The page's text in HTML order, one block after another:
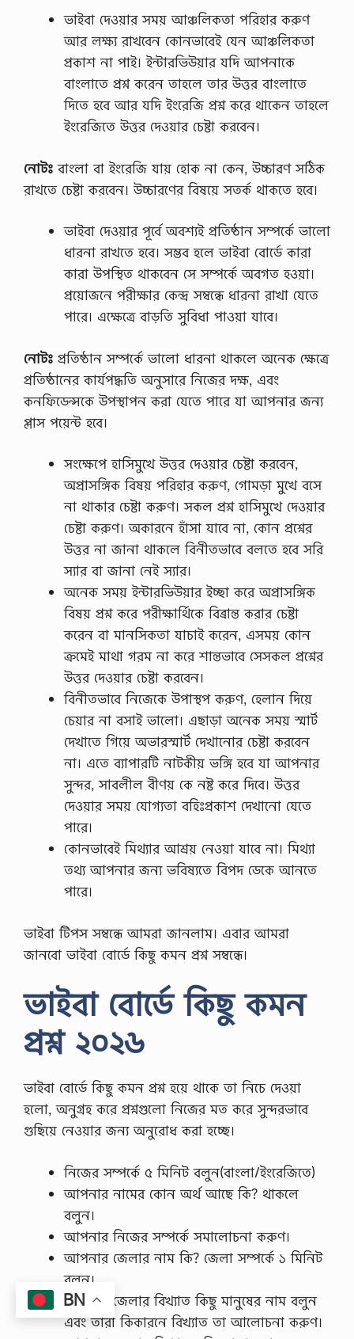
ভাইবা দেওয়ার সময় আঞ্চলিকতা পরিহার করুণ
আর লক্ষ্য রাখবেন কোনভাবেই যেন আঞ্চলিকতা
প্রকাশ না পাই। ইন্টারভিউয়ার যদি আপনাকে
বাংলাতে প্রশ্ন করেন তাহলে তার উত্তর বাংলাতে
দিতে হবে আর যদি ইংরেজি প্রশ্ন করে থাকেন তাহলে
ইংরেজিতে উত্তর দেওয়ার চেষ্টা করবেন।
নোটঃ বাংলা বা ইংরেজি যায় হোক না কেন, উচ্চারণ সঠিক
রাখতে চেষ্টা করবেন। উচ্চারণের বিষয়ে সতর্ক থাকতে হবে।
ভাইবা দেওয়ার পূর্বে অবশ্যই প্রতিষ্ঠান সম্পর্কে ভালো
ধারনা রাখতে হবে। সম্ভব হলে ভাইবা বোর্ডে কারা
কারা উপস্থিত থাকবেন সে সম্পর্কে অবগত হওয়া।
প্রয়োজনে পরীক্ষার কেন্দ্র সম্বন্ধে ধারনা রাখা যেতে
পারে। এক্ষেত্রে বাড়তি সুবিধা পাওয়া যাবে।
নোটঃ প্রতিষ্ঠান সম্পর্কে ভালো ধারনা থাকলে অনেক ক্ষেত্রে
প্রতিষ্ঠানের কার্যপদ্ধতি অনুসারে নিজের দক্ষ, এবং
কনফিডেন্সকে উপস্থাপন করা যেতে পারে যা আপনার জন্য
প্লাস পয়েন্ট হবে।
সংক্ষেপে হাসিমুখে উত্তর দেওয়ার চেষ্টা করবেন,
অপ্রাসঙ্গিক বিষয় পরিহার করুণ, গোমড়া মুখে বসে
না থাকার চেষ্টা করুণ। সকল প্রশ্ন হাসিমুখে দেওয়ার
চেষ্টা করুণ। অকারনে হাঁসা যাবে না, কোন প্রশ্নের
উত্তর না জানা থাকলে বিনীতভাবে বলতে হবে সরি
স্যার বা জানা নেই স্যার।
অনেক সময় ইন্টারভিউয়ার ইচ্ছা করে অপ্রাসঙ্গিক
বিষয় প্রশ্ন করে পরীক্ষার্থিকে বিব্রান্ত করার চেষ্টা
করেন বা মানসিকতা যাচাই করেন, এসময় কোন
ক্রমেই মাথা গরম না করে শান্তভাবে সেসকল প্রশ্নের
উত্তর দেওয়ার চেষ্টা করবেন।
বিনীতভাবে নিজেকে উপাস্থপ করুণ, হেলান দিয়ে
চেয়ার না বসাই ভালো। এছাড়া অনেক সময় স্মার্ট
দেখাতে গিয়ে অভারস্মার্ট দেখানোর চেষ্টা করবেন
না। এতে ব্যাপারটি নাটকীয় ভঙ্গি হবে যা আপনার
সুন্দর, সাবলীল বীণয় কে নষ্ট করে দিবে। উত্তর
দেওয়ার সময় যোগ্যতা বহিঃপ্রকাশ দেখানো যেতে
পারে।
কোনভাবেই মিথ্যার আশ্রয় নেওয়া যাবে না। মিথ্যা
তথ্য আপনার জন্য ভবিষ্যতে বিপদ ডেকে আনতে
পারে।
ভাইবা টিপস সম্বন্ধে আমরা জানলাম। এবার আমরা
জানবো ভাইবা বোর্ডে কিছু কমন প্রশ্ন সম্বন্ধে।
ভাইবা বোর্ডে কিছু কমন
প্রশ্ন২০২৬
ভাইবা বোর্ডে কিছু কমন প্রশ্ন হয়ে থাকে তা নিচে দেওয়া
হলো, অনুগ্রহ করে প্রশ্নগুলো নিজের মত করে সুন্দরভাবে
গুছিয়ে নেওয়ার জন্য অনুরোধ করা হচ্ছে।
নিজের সম্পর্কে ৫ মিনিট বলুন(বাংলা/ইংরেজিতে)
আপনার নামের কোন অর্থ আছে কি? থাকলে
বলুন।
আপনার নিজের সম্পর্কে সমালোচনা করুণ।
আপনার জেলার নাম কি? জেলা সম্পর্কে ১ মিনিট
বলুন।
আপনার জেলার বিখ্যাত কিছু মানুষের নাম বলুন
এবং তারা কিকারনে বিখ্যাত তা আলোচনা করুণ।
BN